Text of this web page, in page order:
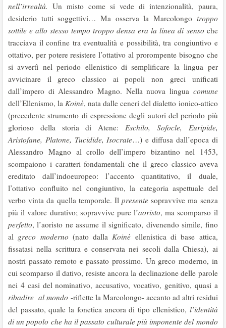
nell’irrealtà. Un misto come si vede di intenzionalità, paura,
desiderio tutti soggettivi… Ma osserva la Marcolongotroppo
sottile e allo stesso tempo troppo densa era la linea di senso che
tracciava il confine tra eventualità e possibilità, tra congiuntivo e
ottativo, per potere resistere l’ottativo al prorompente bisogno che
si avvertì nel periodo ellenistico di semplificare la lingua per
avvicinare il greco classico ai popoli non greci unificati
dall’impero di Alessandro Magno. Nella nuova lingua comune
dell’Ellenismo, laKoinè, nata dalle ceneri del dialetto ionico-attico
(precedente strumento di espressione degli autori del periodo più
glorioso della storia di Atene: Eschilo, Sofocle, Euripide,
Aristofane, Platone, Tucidide, Isocrate…) e diffusa dall’epoca di
Alessandro Magno al crollo dell’impero bizantino nel 1453,
scompaiono i caratteri fondamentali che il greco classico aveva
ereditato dall’indoeuropeo: l’accento quantitativo, il duale,
l’ottativo confluito nel congiuntivo, la categoria aspettuale del
verbo vinta da quella temporale. Ilpresente sopravvive ma senza
più il valore durativo; sopravvive pure l’aoristo, ma scomparso il
perfetto, l’aoristo ne assume il significato, divenendo simile, fino
al greco moderno (nato dallaKoinè ellenistica di base attica,
fissatasi nella scrittura e conservata nei secoli dalla Chiesa), ai
nostri passato remoto e passato prossimo. Un greco moderno, in
cui scomparso il dativo, resiste ancora la declinazione delle parole
nei 4 casi del nominativo, accusativo, vocativo, genitivo, quasi a
ribadire al mondo -riflette la Marcolongo- accanto ad altri residui
del passato, quale la fonetica ancora di tipo ellenistico, l’identità
di un popolo che ha il passato culturale più imponente del mondo